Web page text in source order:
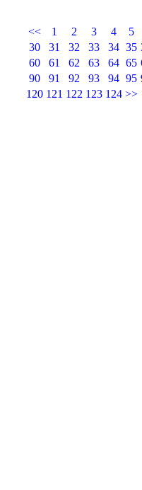
<< 1 2 3 4
5
30
31 32 33 34 35
60
61 62 63 64 65
90
91 92 93 94 95
120 121 122 123 124 >>